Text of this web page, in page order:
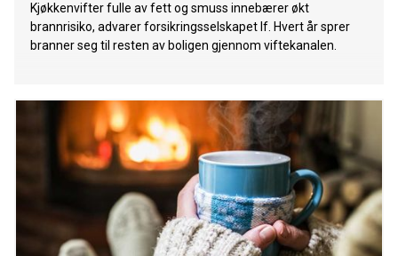
Kjøkkenvifter fulle av fett og smuss innebærer økt
brannrisiko, advarer forsikringsselskapet If. Hvert år sprer
branner seg til resten av boligen gjennom viftekanalen.